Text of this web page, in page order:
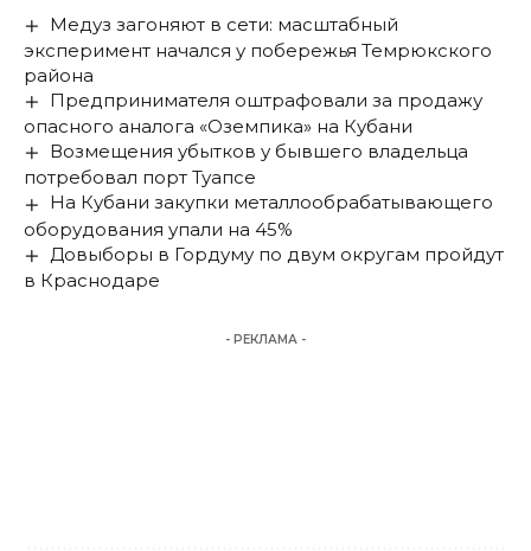
Медуз загоняют в сети: масштабный
эксперимент начался у побережья Темрюкского
района
Предпринимателя оштрафовали за продажу
опасного аналога «Оземпика» на Кубани
Возмещения убытков у бывшего владельца
потребовал порт Туапсе
На Кубани закупки металлообрабатывающего
оборудования упали на 45%
Довыборы в Гордуму по двум округам пройдут
в Краснодаре
- РЕКЛАМА -